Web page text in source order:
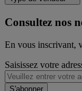
Consultez nos
En vous inscrivant,
Saisissez votre
S'abonner